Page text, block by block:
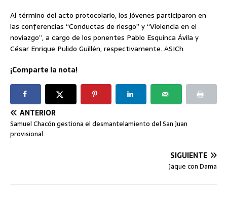
Al término del acto protocolario, los jóvenes participaron en
las conferencias “Conductas de riesgo” y “Violencia en el
noviazgo”, a cargo de los ponentes Pablo Esquinca Ávila y
César Enrique Pulido Guillén, respectivamente. ASICh
¡Comparte la nota!
ANTERIOR
Samuel Chacón gestiona el desmantelamiento del San Juan
provisional
SIGUIENTE
Jaque con Dama